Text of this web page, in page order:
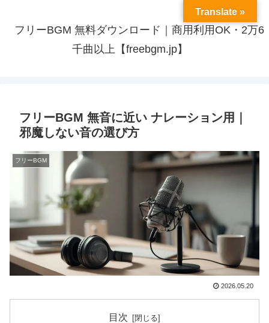
フリーBGM 無料ダウンロード｜商用利用OK・2万6
千曲以上【freebgm.jp】
フリーBGM 無音に近い ナレーション用｜
邪魔しない音の選び方
フリーBGM
2026.05.20
目次
Translate »